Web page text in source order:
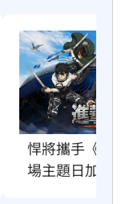
悍將攜手《進
場主題日加碼